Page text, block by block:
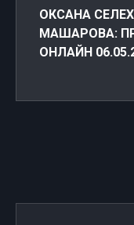
ОКСАНА
МАШАРОВА:
ОНЛАЙН